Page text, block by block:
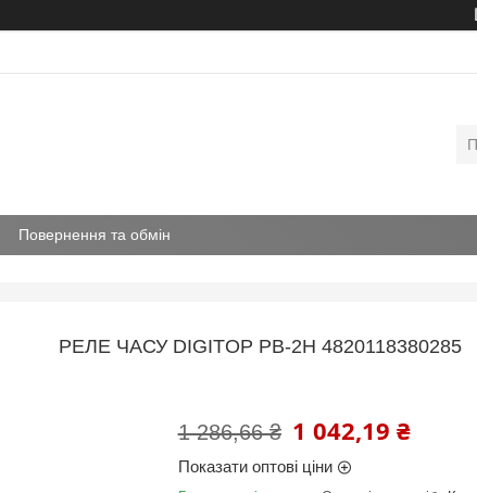
Повернення та обмін
РЕЛЕ ЧАСУ DIGITOP РВ-2Н 4820118380285
1 286,66 ₴ 1 042,19 ₴
Показати оптові ціни